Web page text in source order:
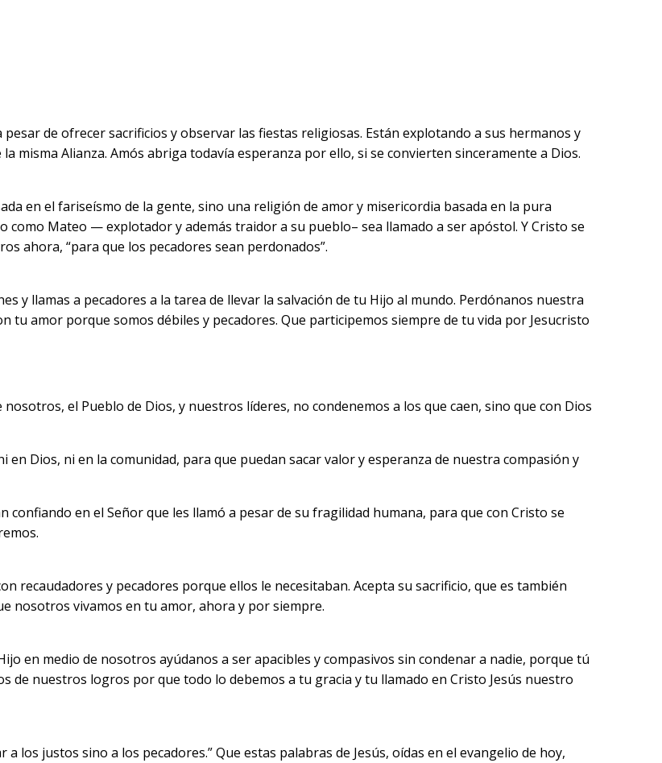
de ofrecer sacrificios y observar las fiestas religiosas. Están explotando a sus hermanos y
misma Alianza. Amós abriga todavía esperanza por ello, si se convierten sinceramente a Dios.
en el fariseísmo de la gente, sino una religión de amor y misericordia basada en la pura
como Mateo — explotador y además traidor a su pueblo– sea llamado a ser apóstol. Y Cristo se
ahora, “para que los pecadores sean perdonados”.
y llamas a pecadores a la tarea de llevar la salvación de tu Hijo al mundo. Perdónanos nuestra
tu amor porque somos débiles y pecadores. Que participemos siempre de tu vida por Jesucristo
el Pueblo de Dios, y nuestros líderes, no condenemos a los que caen, sino que con Dios
en Dios, ni en la comunidad, para que puedan sacar valor y esperanza de nuestra compasión y
en el Señor que les llamó a pesar de su fragilidad humana, para que con Cristo se
recaudadores y pecadores porque ellos le necesitaban. Acepta su sacrificio, que es también
nosotros vivamos en tu amor, ahora y por siempre.
en medio de nosotros ayúdanos a ser apacibles y compasivos sin condenar a nadie, porque tú
de nuestros logros por que todo lo debemos a tu gracia y tu llamado en Cristo Jesús nuestro
los justos sino a los pecadores.” Que estas palabras de Jesús, oídas en el evangelio de hoy,